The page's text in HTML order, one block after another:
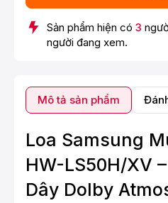
Sản phẩm hiện có 3
người đang xem.
Mô tả sản phẩm
Loa Samsung
HW-LS50H/XV
Dây Dolby